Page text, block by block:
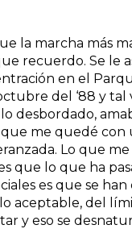
la marcha más
recuerdo. Se le
en el
del ‘88 y tal
lo desbordado,
me quedé con
Lo que
que lo que ha
es que se
aceptable, del
y eso se